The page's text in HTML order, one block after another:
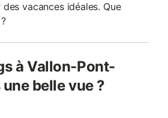
vacances idéales. Que
à Vallon-Pont-
belle vue ?